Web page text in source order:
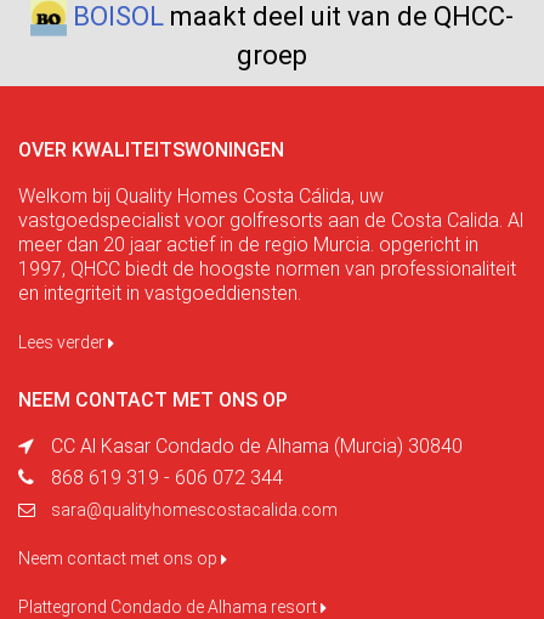
BOISOL maakt deel uit van de QHCC-
groep
OVER KWALITEITSWONINGEN
Welkom bij Quality Homes Costa Cálida, uw
vastgoedspecialist voor golfresorts aan de Costa Calida. Al
meer dan 20 jaar actief in de regio Murcia. opgericht in
1997, QHCC biedt de hoogste normen van professionaliteit
en integriteit in vastgoeddiensten.
Lees verder
NEEM CONTACT MET ONS OP
CC Al Kasar Condado de Alhama (Murcia) 30840
868 619 319 - 606 072 344
sara@qualityhomescostacalida.com
Neem contact met ons op
Plattegrond Condado de Alhama resort